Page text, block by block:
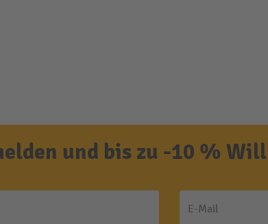
und bis zu -10 %
E-Mail